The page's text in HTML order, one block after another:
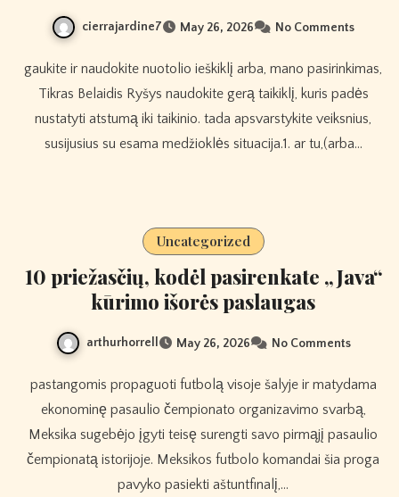
cierrajardine7 May 26, 2026 No Comments
gaukite ir naudokite nuotolio ieškiklį arba, mano pasirinkimas,
Tikras Belaidis Ryšys naudokite gerą taikiklį, kuris padės
nustatyti atstumą iki taikinio. tada apsvarstykite veiksnius,
susijusius su esama medžioklės situacija.1. ar tu,(arba…
Uncategorized
10 priežasčių, kodėl pasirenkate „Java“
kūrimo išorės paslaugas
arthurhorrell May 26, 2026 No Comments
pastangomis propaguoti futbolą visoje šalyje ir matydama
ekonominę pasaulio čempionato organizavimo svarbą,
Meksika sugebėjo įgyti teisę surengti savo pirmąjį pasaulio
čempionatą istorijoje. Meksikos futbolo komandai šia proga
pavyko pasiekti aštuntfinalį,…